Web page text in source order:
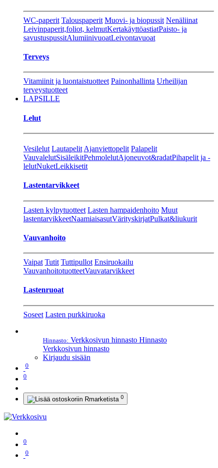
WC-paperit Talouspaperit Muovi- ja biopussit Nenäliinat
Leivinpaperit,foliot, kelmutKertakäyttöastiatPaisto- ja
savustuspussitAlumiinivuoatLeivontavuoat
Terveys
Vitamiinit ja luontaistuotteet Painonhallinta Urheilijan
terveystuotteet
LAPSILLE
Lelut
Vesilelut Lautapelit Ajanviettopelit Palapelit
VauvalelutSisäleikitPehmolelutAjoneuvot&radatPihapelit ja -
lelutNuketLeikkisetit
Lastentarvikkeet
Lasten kylpytuotteet Lasten hampaidenhoito Muut
lastentarvikkeetNaamiaisasutVärityskirjatPulkat&liukurit
Vauvanhoito
Vaipat Tutit Tuttipullot Ensiruokailu
VauvanhoitotuotteetVauvatarvikkeet
Lastenruoat
Soseet Lasten purkkiruoka
Hinnasto: Verkkosivun hinnasto Hinnasto
Verkkosivun hinnasto
Kirjaudu sisään
0
0
0
0
0